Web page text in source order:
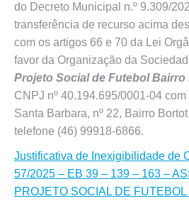
do Decreto Municipal n.º 9.309/
transferência de recurso acima
com os artigos 66 e 70 da Lei
favor da Organização da
Projeto Social de Futebol Bairro
CNPJ nº 40.194.695/0001-04
Santa Barbara, nº 22, Bairro
telefone (46) 99918-6866.
Justificativa de Inexigibilidade de
57/2025 – EB 39 – 139 – 163 –
PROJETO SOCIAL DE